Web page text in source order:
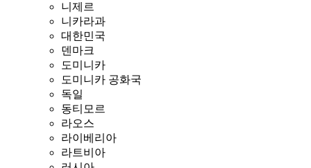
니제르
니카라과
대한민국
덴마크
도미니카
도미니카 공화국
독일
동티모르
라오스
라이베리아
라트비아